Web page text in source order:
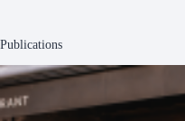
Publications